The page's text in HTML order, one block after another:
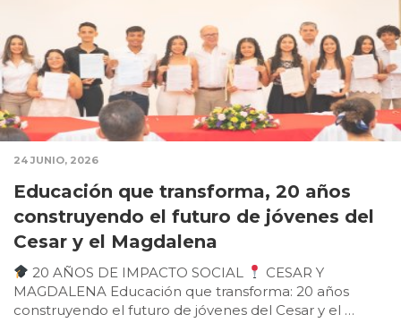
24 JUNIO, 2026
Educación que transforma, 20 años
construyendo el futuro de jóvenes del
Cesar y el Magdalena
20 AÑOS DE IMPACTO SOCIAL
CESAR Y
MAGDALENA Educación que transforma: 20 años
construyendo el futuro de jóvenes del Cesar y el …